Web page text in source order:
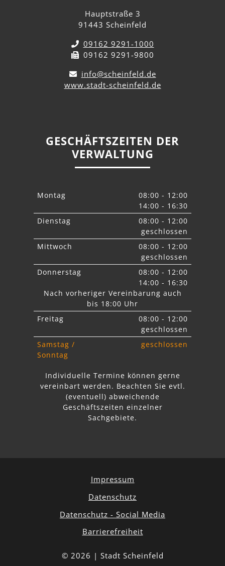
Hauptstraße 3
91443 Scheinfeld
09162 9291-1000
09162 9291-9800
info@scheinfeld.de
www.stadt-scheinfeld.de
GESCHÄFTSZEITEN DER
VERWALTUNG
Montag
08:00 - 12:00
14:00 - 16:30
Dienstag
08:00 - 12:00
geschlossen
Mittwoch
08:00 - 12:00
geschlossen
Donnerstag
08:00 - 12:00
14:00 - 16:30
Nach vorheriger Vereinbarung auch
bis 18:00 Uhr
Freitag
08:00 - 12:00
geschlossen
Samstag /
Sonntag
geschlossen
Individuelle Termine können gerne
vereinbart werden. Beachten Sie evtl.
abweichende
Geschäftszeiten einzelner
Sachgebiete.
Impressum
Datenschutz
Datenschutz - Social Media
Barrierefreiheit
© 2026 | Stadt Scheinfeld